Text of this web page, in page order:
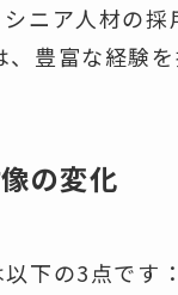
ニア人材の採
、豊富な経験
の変化
下の3点です：